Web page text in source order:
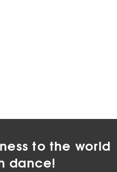
to the world
dance!